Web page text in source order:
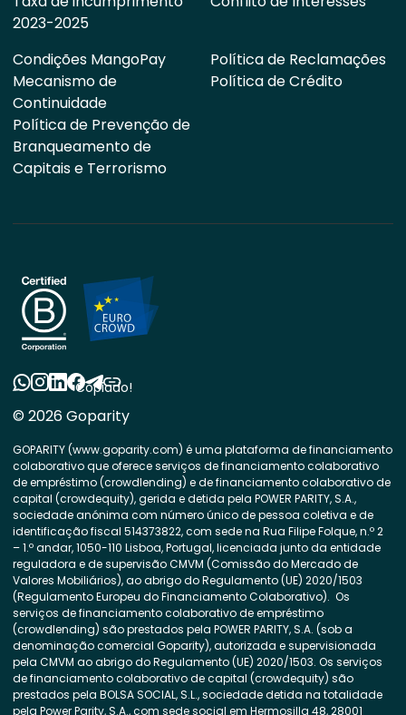
2023-2025
Condições MangoPay
Mecanismo de
Continuidade
Política de Prevenção de
Branqueamento de
Capitais e Terrorismo
Política de Reclamações
Política de Crédito
© 2026 Goparity
GOPARITY (www.goparity.com) é uma plataforma de financiamento
colaborativo que oferece serviços de financiamento colaborativo
de empréstimo (crowdlending) e de financiamento colaborativo de
capital (crowdequity), gerida e detida pela POWER PARITY, S.A.,
sociedade anónima com número único de pessoa coletiva e de
identificação fiscal 514373822, com sede na Rua Filipe Folque, n.º 2
– 1.º andar, 1050-110 Lisboa, Portugal, licenciada junto da entidade
reguladora e de supervisão CMVM (Comissão do Mercado de
Valores Mobiliários), ao abrigo do Regulamento (UE) 2020/1503
(Regulamento Europeu do Financiamento Colaborativo). Os
serviços de financiamento colaborativo de empréstimo
(crowdlending) são prestados pela POWER PARITY, S.A. (sob a
denominação comercial Goparity), autorizada e supervisionada
pela CMVM ao abrigo do Regulamento (UE) 2020/1503. Os serviços
de financiamento colaborativo de capital (crowdequity) são
prestados pela BOLSA SOCIAL, S.L., sociedade detida na totalidade
pela Power Parity, S.A., com sede social em Hermosilla 48, 28001
Copiado!